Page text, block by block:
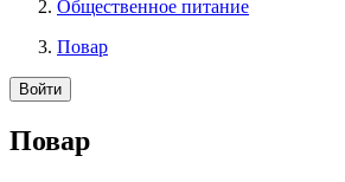
Общественное питание
Повар
Войти
Повар